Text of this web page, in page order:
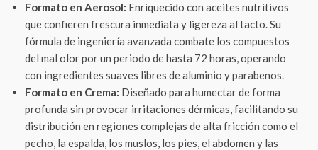
Formato en Aerosol: Enriquecido con aceites nutritivos
que confieren frescura inmediata y ligereza al tacto. Su
fórmula de ingeniería avanzada combate los compuestos
del mal olor por un periodo de hasta 72 horas, operando
con ingredientes suaves libres de aluminio y parabenos.
Formato en Crema: Diseñado para humectar de forma
profunda sin provocar irritaciones dérmicas, facilitando su
distribución en regiones complejas de alta fricción como el
pecho, la espalda, los muslos, los pies, el abdomen y las